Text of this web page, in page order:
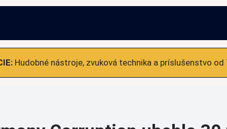
Hudobné nástroje, zvuková technika a príslušenstvo od